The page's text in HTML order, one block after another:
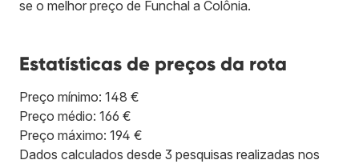
se o melhor preço de Funchal a Colônia.
Estatísticas de preços da rota
Preço mínimo: 148 €
Preço médio: 166 €
Preço máximo: 194 €
Dados calculados desde 3 pesquisas realizadas nos